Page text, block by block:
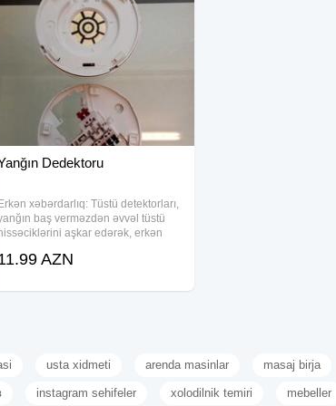
Dedektoru
Erkən xəbərdarlıq: Tüstü detektorları,
baş verməzdən əvvəl tüstü
hissəciklərini aşkar edərək, erkən
təxliyə edilməsini və
AZN
usta xidmeti arenda masinlar masaj birja
instagram sehifeler xolodilnik temiri mebeller